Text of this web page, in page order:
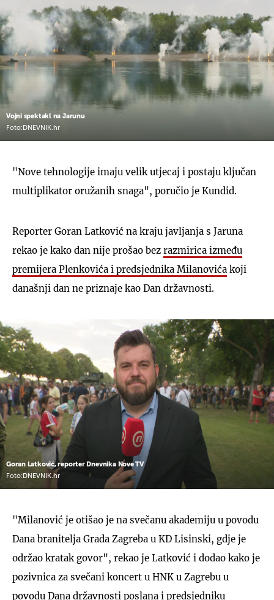
Vojni spektakl na Jarunu
Foto:DNEVNIK.hr
"Nove tehnologije imaju velik utjecaj i postaju ključan
multiplikator oružanih snaga", poručio je Kundid.
Reporter Goran Latković na kraju javljanja s Jaruna
rekao je kako dan nije prošao bez razmirica između
premijera Plenkovića i predsjednika Milanovića koji
današnji dan ne priznaje kao Dan državnosti.
Goran Latković, reporter Dnevnika Nove TV
Foto:DNEVNIK.hr
"Milanović je otišao je na svečanu akademiju u povodu
Dana branitelja Grada Zagreba u KD Lisinski, gdje je
održao kratak govor", rekao je Latković i dodao kako je
pozivnica za svečani koncert u HNK u Zagrebu u
povodu Dana državnosti poslana i predsjedniku